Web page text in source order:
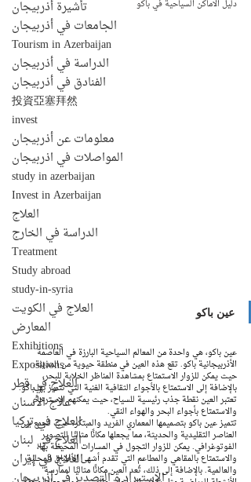
تأشيرة أذربيجان
الجامعات في أذربيجان
Tourism in Azerbaijan
الدراسة في أذربيجان
الفنادق في أذربيجان
投資亞塞拜然
invest
معلومات عن أذربيجان
المواصلات في اذربيجان
study in azerbaijan
Invest in Azerbaijan
العلاج
الدراسة في الخارج
Treatment
Study abroad
study-in-syria
العلاج في الكويت
المعارض
Exhibitions
Expositions
العلاج في قطر
علاج الأسنان
العلاج في تركيا
العلاج في لبنان
العلاج في إيران
دليل الاماكن السياحية في باكو
عين باكو
عين باكو، هي واحدة من المعالم السياحية البارزة في العاصمة
الأذربيجانية باكو. تقع هذه العين في منطقة حيوية من المدينة،
حيث يمكن للزوار الاستمتاع بمشاهدة المناظر الخلابة للبحر،
بالإضافة إلى الاستمتاع بالأجواء الثقافية الغنية التي تتميز بها باكو.
تعتبر العين نقطة جذب رئيسية للسياح، حيث يمكنهم الاسترخاء
والاستمتاع بأجواء البحر والهواء النقي.
تتميز عين باكو بتصميمها المعماري الفريد والمبتكر، حيث تجمع بين
العناصر التقليدية والحديثة، مما يجعلها مكانًا مثاليًا للتصوير
الفوتوغرافي. يمكن للزوار التجول في المسارات المحيطة بها،
والاستمتاع بالمقاهي والمطاعم التي تقدم أشهى الأطباق المحلية
والعالمية. بالإضافة إلى ذلك، تُعد العين مكانًا مثاليًا لممارسة